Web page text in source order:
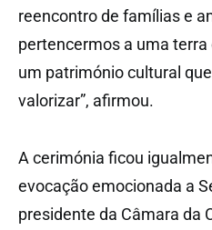
reencontro de famílias e
pertencermos a uma
um património cultural
valorizar”, afirmou.
A cerimónia ficou
evocação emocionada a
presidente da Câmara da